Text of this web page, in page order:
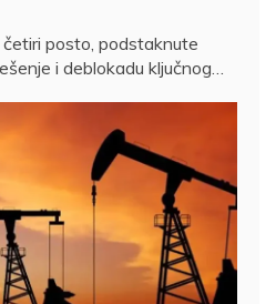
posto, podstaknute
i deblokadu ključnog…